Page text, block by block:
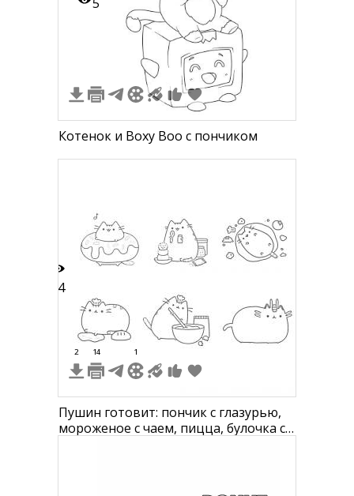
Котенок и Boxy Boo с пончиком
34
2 14 1
Пушин готовит: пончик с глазурью,
мороженое с чаем, пицца, булочка с